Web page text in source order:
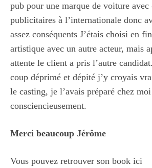
pub pour une marque de voiture avec
publicitaires à l’internationale donc
assez conséquents J’étais choisi en
artistique avec un autre acteur, mais
attente le client a pris l’autre
coup déprimé et dépité j’y croyais
le casting, je l’avais préparé chez moi
consciencieusement.
Merci beaucoup Jérôme
Vous pouvez retrouver son book ici